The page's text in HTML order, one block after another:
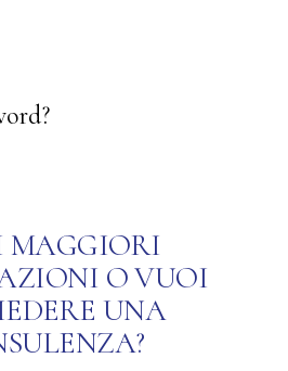
MAGGIORI
O VUOI
UNA